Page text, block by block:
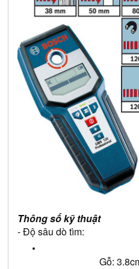
Thông số kỹ thuật
- Độ sâu dò tìm:
Gỗ: